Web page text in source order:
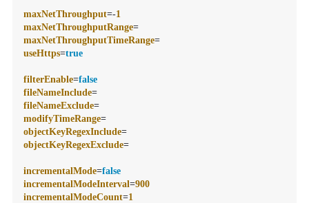
maxNetThroughput=-1
maxNetThroughputRange =
maxNetThroughputTimeRange =
useHttps=true
filterEnable=false
fileNameInclude =
fileNameExclude =
modifyTimeRange =
objectKeyRegexInclude =
objectKeyRegexExclude=
incrementalMode=false
incrementalModeInterval =900
incrementalModeCount=1